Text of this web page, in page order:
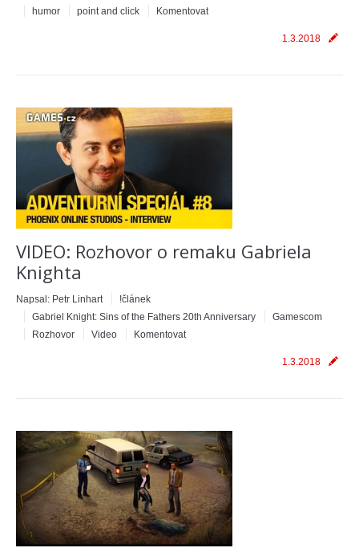
humor
point and click Komentovat
1.3.2018
VIDEO: Rozhovor o remaku Gabriela
Knighta
Napsal: Petr Linhart
!článek
Gabriel Knight: Sins of the Fathers 20th Anniversary
Gamescom
Rozhovor
Video Komentovat
1.3.2018